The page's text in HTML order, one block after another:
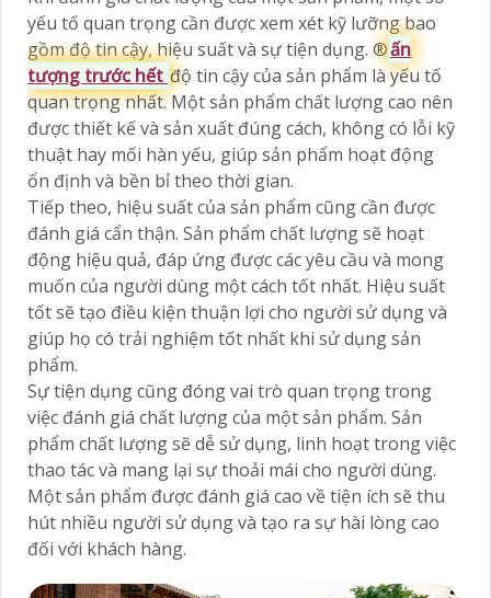
yếu tố quan trọng cần được xem xét kỹ lưỡng bao
gồm độ tin cậy, hiệu suất và sự tiện dụng. ®️ấn
tượng trước hết độ tin cậy của sản phẩm là yếu tố
quan trọng nhất. Một sản phẩm chất lượng cao nên
được thiết kế và sản xuất đúng cách, không có lỗi kỹ
thuật hay mối hàn yếu, giúp sản phẩm hoạt động
ổn định và bền bỉ theo thời gian.
Tiếp theo, hiệu suất của sản phẩm cũng cần được
đánh giá cẩn thận. Sản phẩm chất lượng sẽ hoạt
động hiệu quả, đáp ứng được các yêu cầu và mong
muốn của người dùng một cách tốt nhất. Hiệu suất
tốt sẽ tạo điều kiện thuận lợi cho người sử dụng và
giúp họ có trải nghiệm tốt nhất khi sử dụng sản
phẩm.
Sự tiện dụng cũng đóng vai trò quan trọng trong
việc đánh giá chất lượng của một sản phẩm. Sản
phẩm chất lượng sẽ dễ sử dụng, linh hoạt trong việc
thao tác và mang lại sự thoải mái cho người dùng.
Một sản phẩm được đánh giá cao về tiện ích sẽ thu
hút nhiều người sử dụng và tạo ra sự hài lòng cao
đối với khách hàng.